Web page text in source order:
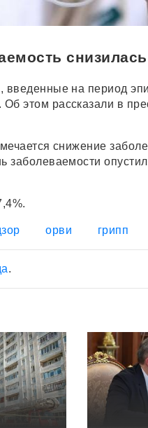
снизилась
введенные на период
этом рассказали в
снижение
заболеваемости
орви грипп
.